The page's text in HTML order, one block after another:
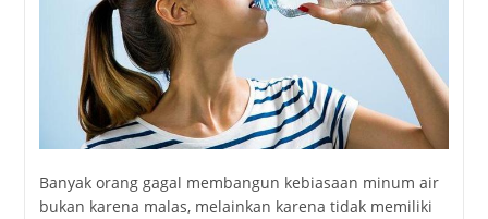
Banyak orang gagal membangun kebiasaan minum air
bukan karena malas, melainkan karena tidak memiliki